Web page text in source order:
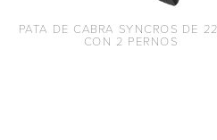
PATA DE CABRA SYNCROS DE
CON 2 PERNOS